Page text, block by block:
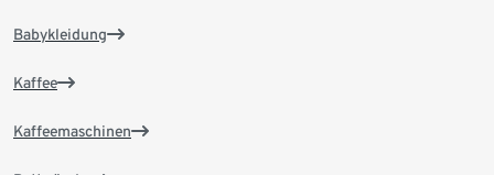
Babykleidung
Kaffee
Kaffeemaschinen